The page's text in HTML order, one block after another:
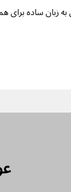
زبان ساده برای